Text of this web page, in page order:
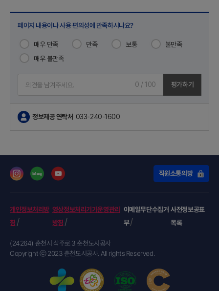
페이지 내용이나 사용 편의성에 만족하시나요?
매우 만족 만족 보통
불만족
매우 불만족
0 / 100 평가하기
정보제공 연락처 033-240-1600
직원소통의방
개인정보처리방
침
영상정보처리기기운영관리
방침
이메일무단수집거
부
사전정보공표
목록
(24264) 춘천시 삭주로 3 춘천도시공사
Copyright ⓒ 2023 춘천도시공사. All rights Reserved.